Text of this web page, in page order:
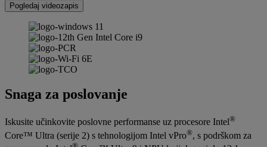
Pogledaj videozapis
Snaga za poslovanje
Iskusite učinkovite poslovne performanse uz procesore Intel®
Core™ Ultra (serije 2) s tehnologijom Intel vPro®, s podrškom za